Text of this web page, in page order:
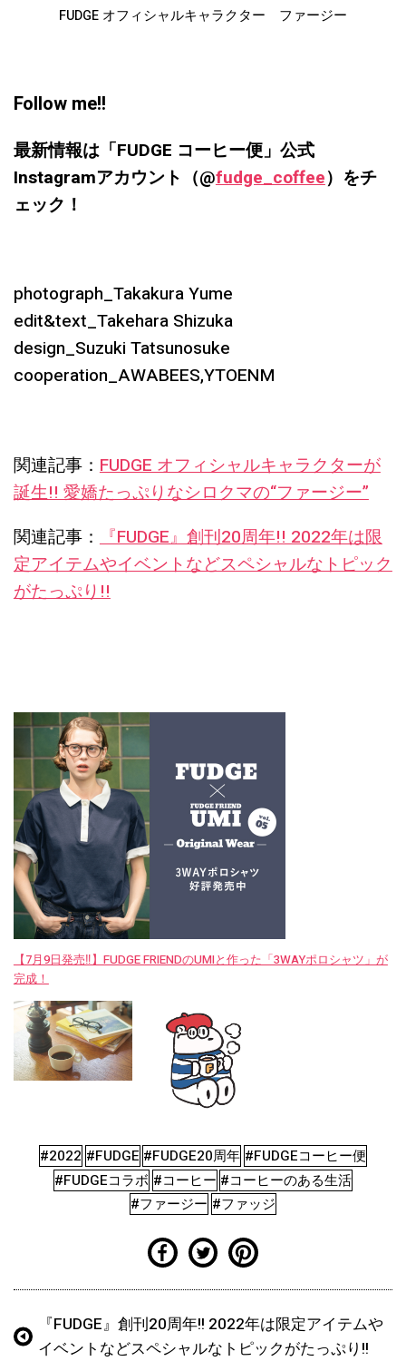
FUDGE オフィシャルキャラクター ファージー
Follow me!!
最新情報は「FUDGE コーヒー便」公式
Instagramアカウント（@fudge_coffee）をチ
ェック！
photograph_Takakura Yume
edit&text_Takehara Shizuka
design_Suzuki Tatsunosuke
cooperation_AWABEES,YTOENM
関連記事： FUDGE オフィシャルキャラクターが
誕生!! 愛嬌たっぷりなシロクマの“ファージー”
関連記事： 『FUDGE』創刊20周年!! 2022年は限
定アイテムやイベントなどスペシャルなトピック
がたっぷり!!
【7月9日発売‼︎】FUDGE FRIENDのUMIと作った「3WAYポロシャツ」が
完成！
#2022 #FUDGE #FUDGE20周年 #FUDGEコーヒー便
#FUDGEコラボ #コーヒー #コーヒーのある生活
#ファージー #ファッジ
『FUDGE』創刊20周年!! 2022年は限定アイテムや
イベントなどスペシャルなトピックがたっぷり!!